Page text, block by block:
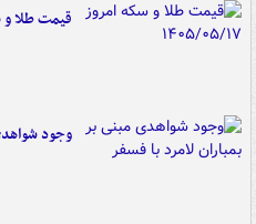
قیمت طلا و سکه
وجود